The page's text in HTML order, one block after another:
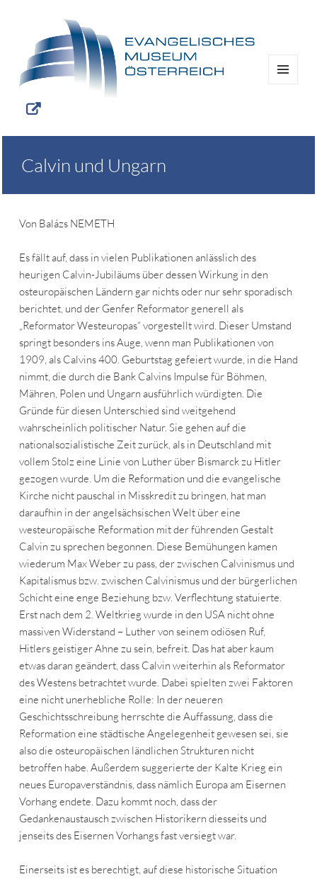
Calvin und Ungarn
Von Balázs NEMETH
Es fällt auf, dass in vielen Publikationen anlässlich des
heurigen Calvin-Jubiläums über dessen Wirkung in den
osteuropäischen Ländern gar nichts oder nur sehr sporadisch
berichtet, und der Genfer Reformator generell als
„Reformator Westeuropas“ vorgestellt wird. Dieser Umstand
springt besonders ins Auge, wenn man Publikationen von
1909, als Calvins 400. Geburtstag gefeiert wurde, in die Hand
nimmt, die durch die Bank Calvins Impulse für Böhmen,
Mähren, Polen und Ungarn ausführlich würdigten. Die
Gründe für diesen Unterschied sind weitgehend
wahrscheinlich politischer Natur. Sie gehen auf die
nationalsozialistische Zeit zurück, als in Deutschland mit
vollem Stolz eine Linie von Luther über Bismarck zu Hitler
gezogen wurde. Um die Reformation und die evangelische
Kirche nicht pauschal in Misskredit zu bringen, hat man
daraufhin in der angelsächsischen Welt über eine
westeuropäische Reformation mit der führenden Gestalt
Calvin zu sprechen begonnen. Diese Bemühungen kamen
wiederum Max Weber zu pass, der zwischen Calvinismus und
Kapitalismus bzw. zwischen Calvinismus und der bürgerlichen
Schicht eine enge Beziehung bzw. Verflechtung statuierte.
Erst nach dem 2. Weltkrieg wurde in den USA nicht ohne
massiven Widerstand – Luther von seinem odiösen Ruf,
Hitlers geistiger Ahne zu sein, befreit. Das hat aber kaum
etwas daran geändert, dass Calvin weiterhin als Reformator
des Westens betrachtet wurde. Dabei spielten zwei Faktoren
eine nicht unerhebliche Rolle: In der neueren
Geschichtsschreibung herrschte die Auffassung, dass die
Reformation eine städtische Angelegenheit gewesen sei, sie
also die osteuropäischen ländlichen Strukturen nicht
betroffen habe. Außerdem suggerierte der Kalte Krieg ein
neues Europaverständnis, dass nämlich Europa am Eisernen
Vorhang endete. Dazu kommt noch, dass der
Gedankenaustausch zwischen Historikern diesseits und
jenseits des Eisernen Vorhangs fast versiegt war.
Einerseits ist es berechtigt, auf diese historische Situation